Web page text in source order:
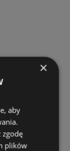
×
aby
zgodę
plików